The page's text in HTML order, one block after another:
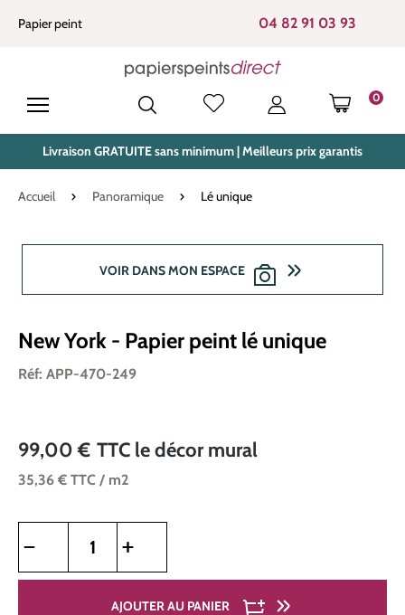
principal
Papier peint 04 82 91 03 93
0
LE
Livraison GRATUITE sans minimum | Meilleurs prix garantis
Accueil Panoramique Lé unique
VOIR DANS MON ESPACE
New York - Papier peint lé unique
Réf: APP-470-249
99,00 € TTC le décor mural
35,36 € TTC / m2
AJOUTER AU PANIER